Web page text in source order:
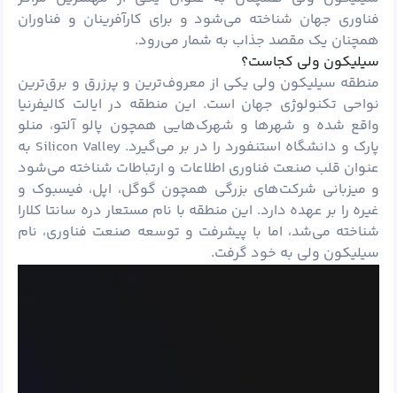
فناوری جهان شناخته می‌شود و برای کارآفرینان و فناوران
همچنان یک مقصد جذاب به شمار می‌رود.
سیلیکون ولی کجاست؟
منطقه سیلیکون ولی یکی از معروف‌ترین و پرزرق و برق‌ترین
نواحی تکنولوژی جهان است. این منطقه در ایالت کالیفرنیا
واقع شده و شهرها و شهرک‌هایی همچون پالو آلتو، منلو
پارک و دانشگاه استنفورد را در بر می‌گیرد. Silicon Valley به
عنوان قلب صنعت فناوری اطلاعات و ارتباطات شناخته می‌شود
و میزبانی شرکت‌های بزرگی همچون گوگل، اپل، فیسبوک و
غیره را بر عهده دارد. این منطقه با نام مستعار دره سانتا کلارا
شناخته می‌شد، اما با پیشرفت و توسعه صنعت فناوری، نام
سیلیکون ولی به خود گرفت.